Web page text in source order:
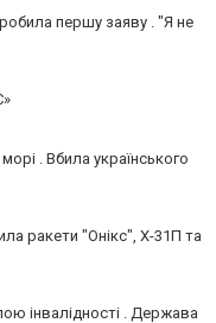
першу заяву . "Я не
. Вбила українського
ракети "Онікс", Х-31П та
інвалідності . Держава